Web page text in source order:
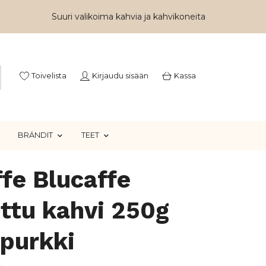
Suuri valikoima kahvia ja kahvikoneita
Toivelista Kirjaudu sisään Kassa
BRÄNDIT TEET
Blucaffe
kahvi 250g